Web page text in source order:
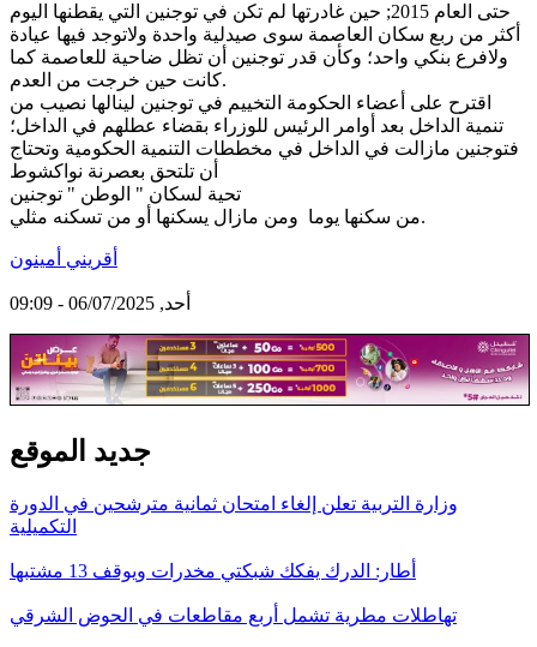
حتى العام 2015; حين غادرتها لم تكن في توجنين التي يقطنها اليوم
أكثر من ربع سكان العاصمة سوى صيدلية واحدة ولاتوجد فيها عيادة
ولافرع بنكي واحد؛ وكأن قدر توجنين أن تظل ضاحية للعاصمة كما
كانت حين خرجت من العدم.
اقترح على أعضاء الحكومة التخييم في توجنين لينالها نصيب من
تنمية الداخل بعد أوامر الرئيس للوزراء بقضاء عطلهم في الداخل؛
فتوجنين مازالت في الداخل في مخططات التنمية الحكومية وتحتاج
من سكنها يوما ومن مازال يسكنها أو من تسكنه مثلي.
أقريني أمينون
أحد, 06/07/2025 - 09:09
جديد الموقع
وزارة التربية تعلن إلغاء امتحان ثمانية مترشحين في الدورة
التكميلية
أطار: الدرك يفكك شبكتي مخدرات ويوقف 13 مشتبها
تهاطلات مطرية تشمل أربع مقاطعات في الحوض الشرقي